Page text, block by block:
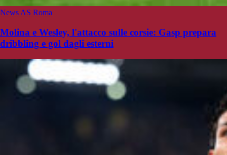
News AS Roma
Molina e Wesley, l'attacco sulle corsie: Gasp prepara
dribbling e gol dagli esterni